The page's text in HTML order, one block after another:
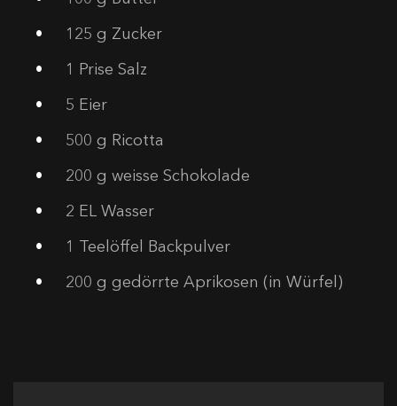
125 g Zucker
1 Prise Salz
5 Eier
500 g Ricotta
200 g weisse Schokolade
2 EL Wasser
1 Teelöffel Backpulver
200 g gedörrte Aprikosen (in Würfel)